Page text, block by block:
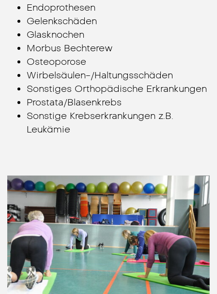
Endoprothesen
Gelenkschäden
Glasknochen
Morbus Bechterew
Osteoporose
Wirbelsäulen-/Haltungsschäden
Sonstiges Orthopädische Erkrankungen
Prostata/Blasenkrebs
Sonstige Krebserkrankungen z.B.
Leukämie